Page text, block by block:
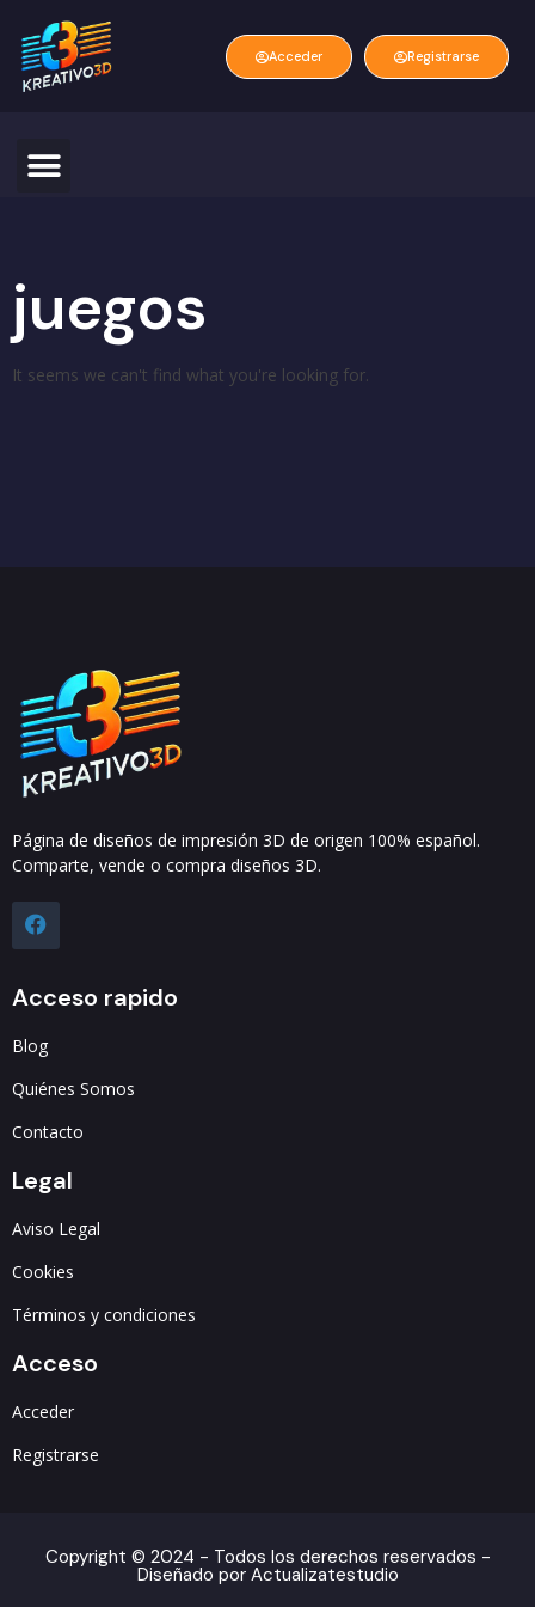
Acceder Registrarse
juegos
It seems we can't find what you're looking for.
Página de diseños de impresión 3D de origen 100% español.
Comparte, vende o compra diseños 3D.
Acceso rapido
Blog
Quiénes Somos
Contacto
Legal
Aviso Legal
Cookies
Términos y condiciones
Acceso
Acceder
Registrarse
Copyright © 2024 - Todos los derechos reservados -
Diseñado por Actualizatestudio